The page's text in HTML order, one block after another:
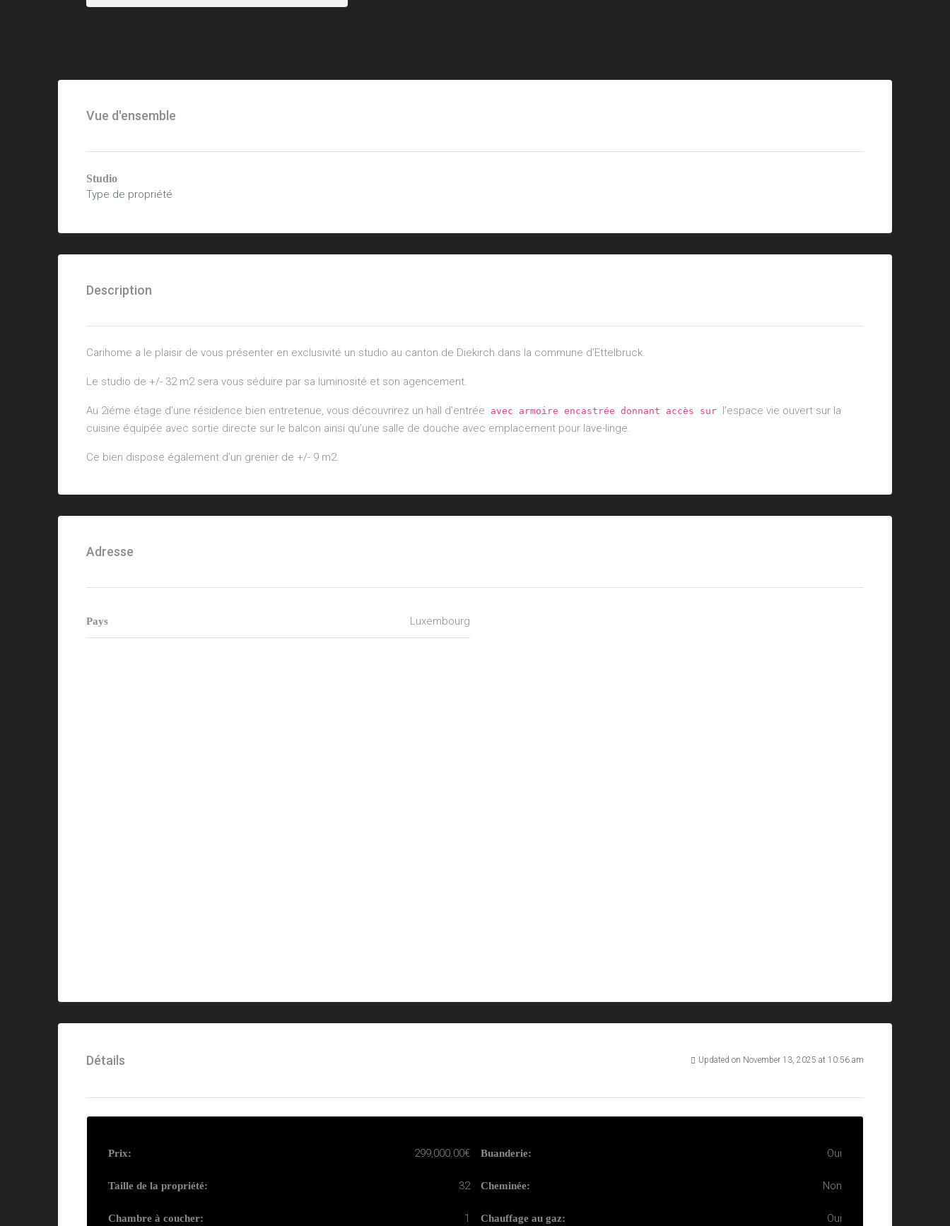
Vue d'ensemble
Studio
Type de propriété
Description
Carihome a le plaisir de vous présenter en exclusivité un studio au canton de Diekirch dans la commune d’Ettelbruck.
Le studio de +/- 32 m2 sera vous séduire par sa luminosité et son agencement.
Au 2iéme étage d’une résidence bien entretenue, vous découvrirez un hall d’entrée avec armoire encastrée donnant accès sur l’espace vie ouvert sur la
cuisine équipée avec sortie directe sur le balcon ainsi qu’une salle de douche avec emplacement pour lave-linge.
Ce bien dispose également d’un grenier de +/- 9 m2.
Adresse
Pays Luxembourg
Détails Updated on November 13, 2025 at 10:56 am
Prix: 299,000.00€
Taille de la propriété: 32
Chambre à coucher: 1
Buanderie: Oui
Cheminée: Non
Chauffage au gaz: Oui